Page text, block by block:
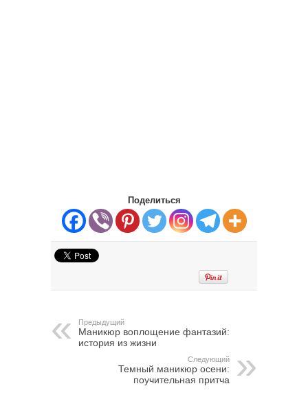
Поделиться
Предыдущий
Маникюр воплощение фантазий:
история из жизни
Следующий
Темный маникюр осени:
поучительная притча